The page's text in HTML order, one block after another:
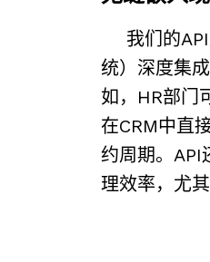
我们的API
统）深度集
如，HR部门
在CRM中直
约周期。API
理效率，尤